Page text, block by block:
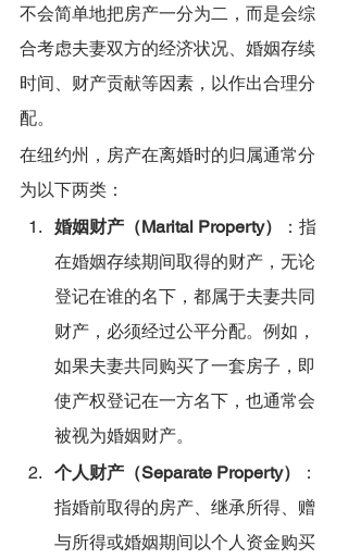
不会简单地把房产一分为二，而是会综
合考虑夫妻双方的经济状况、婚姻存续
时间、财产贡献等因素，以作出合理分
配。
在纽约州，房产在离婚时的归属通常分
为以下两类：
婚姻财产（Marital Property）
：指
在婚姻存续期间取得的财产，无论
登记在谁的名下，都属于夫妻共同
财产，必须经过公平分配。例如，
如果夫妻共同购买了一套房子，即
使产权登记在一方名下，也通常会
被视为婚姻财产。
个人财产（Separate Property）
：
指婚前取得的房产、继承所得、赠
与所得或婚姻期间以个人资金购买